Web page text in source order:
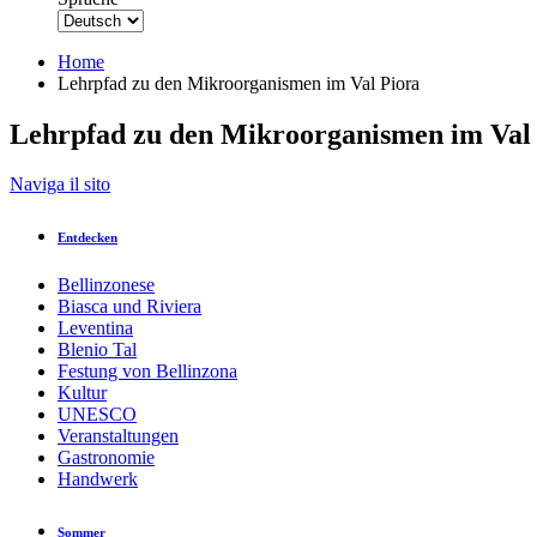
Home
Lehrpfad zu den Mikroorganismen im Val Piora
Lehrpfad zu den Mikroorganismen im
Zurück zur Übersicht
Topempfohlene Tour
Lehrpfad zu den Mikroorganismen im Val
Verantwortlich für diesen Inhalt
Bellinzona e Valli Turismo
Val Piora
Foto: Bellinzona e Valli Turismo - parisiva.ch, Bellinzona e
Naviga il sito
Entdecken
Bellinzonese
Biasca und Riviera
Leventina
Blenio Tal
Festung von Bellinzona
Kultur
UNESCO
Veranstaltungen
Gastronomie
Handwerk
Sommer